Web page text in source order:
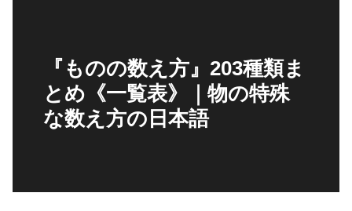
『ものの数え方』203種類ま
とめ《一覧表》｜物の特殊
な数え方の日本語